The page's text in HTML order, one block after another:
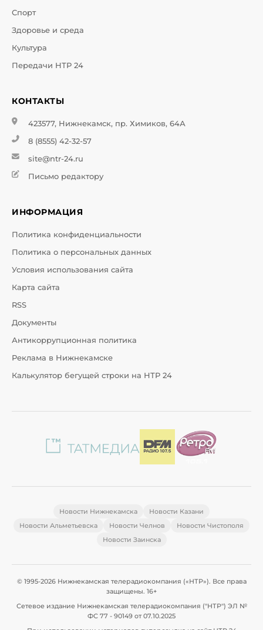
Спорт
Здоровье и среда
Культура
Передачи НТР 24
КОНТАКТЫ
423577, Нижнекамск, пр. Химиков, 64А
8 (8555) 42-32-57
site@ntr-24.ru
Письмо редактору
ИНФОРМАЦИЯ
Политика конфиденциальности
Политика о персональных данных
Условия использования сайта
Карта сайта
RSS
Документы
Антикоррупционная политика
Реклама в Нижнекамске
Калькулятор бегущей строки на НТР 24
Новости Нижнекамска
Новости Казани
Новости Альметьевска
Новости Челнов
Новости Чистополя
Новости Заинска
© 1995-2026 Нижнекамская телерадиокомпания («НТР»). Все права
защищены. 16+
Сетевое издание Нижнекамская телерадиокомпания ("НТР") ЭЛ №
ФС 77 - 90149 от 07.10.2025